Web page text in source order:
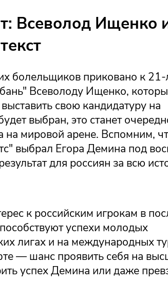
Всеволод Ищенко
болельщиков приковано к 21-
Всеволоду Ищенко,
свою кандидатуру на
выбран, это станет
на мировой арене. Вспомним,
выбрал Егора Демина под
для россиян за всю
к российским игрокам в
успехи молодых
лигах и на международных
— шанс проявить себя на
успех Демина или даже